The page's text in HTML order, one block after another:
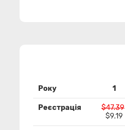
Року 1
Реєстрація
$47.39
$9.19